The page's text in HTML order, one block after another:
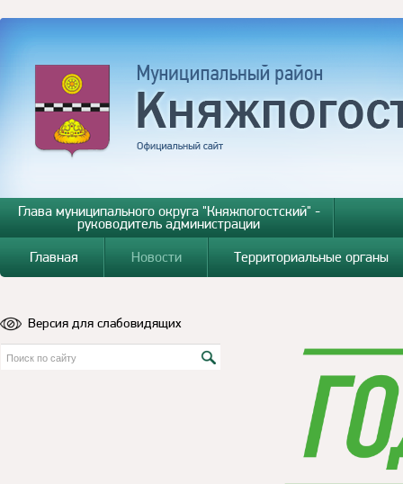
Глава муниципального округа "Княжпогостский" -
руководитель администрации
Главная
Новости Территориальные органы
Версия для слабовидящих